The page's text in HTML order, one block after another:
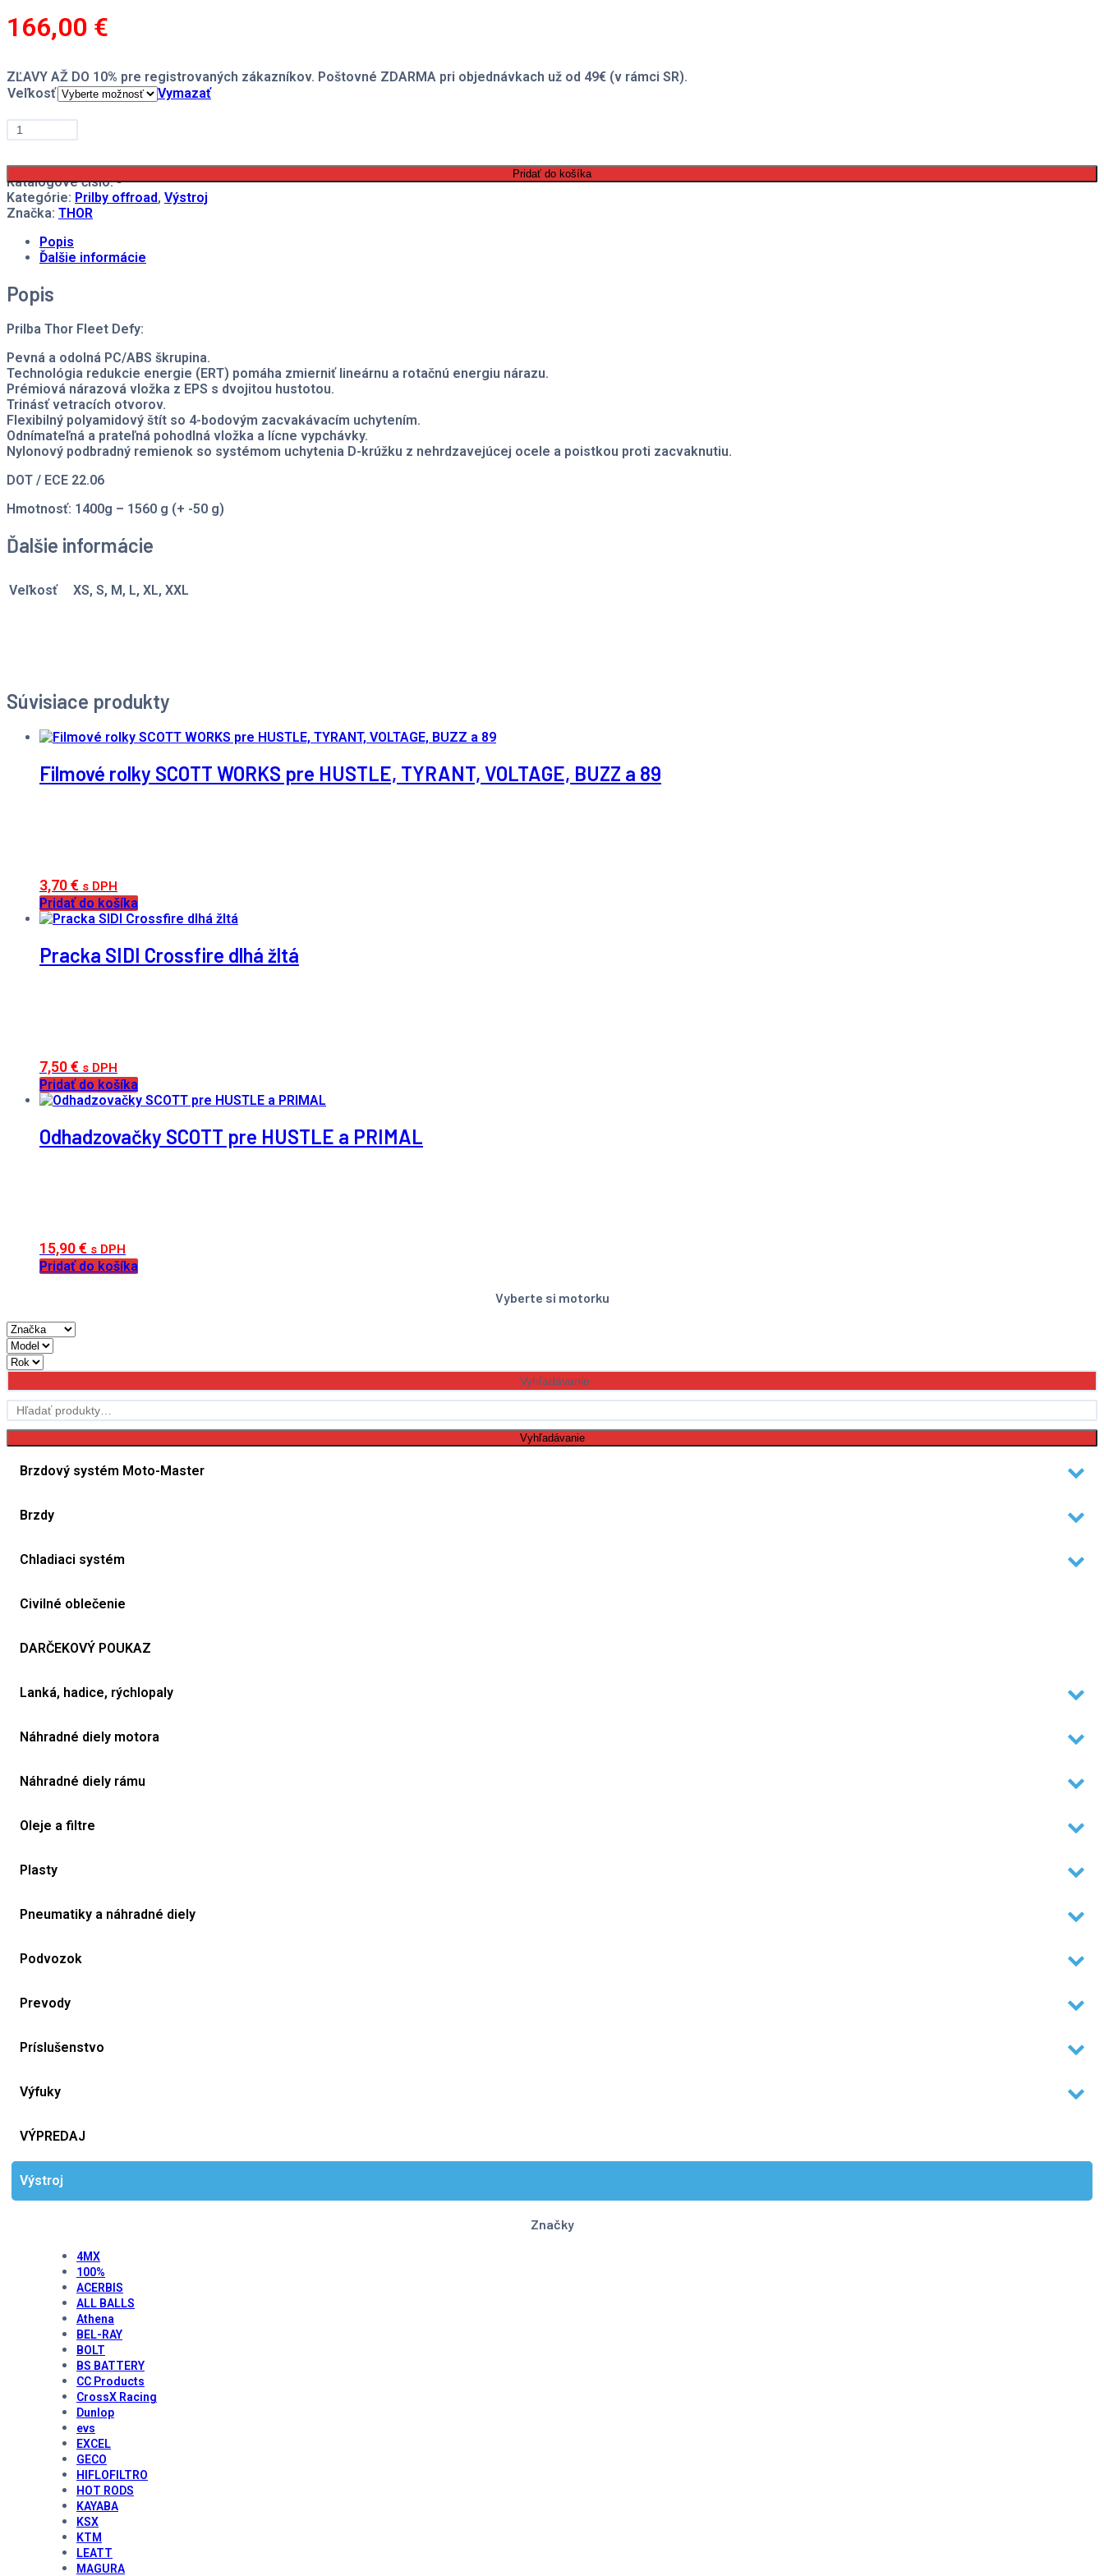
166,00 €
ZĽAVY AŽ DO 10% pre registrovaných zákazníkov. Poštovné ZDARMA pri objednávkach už od 49€ (v rámci SR).
Veľkosť
Vymazať
Prilba
Thor
Defy
Pridať do košíka
Katalógové číslo:-
Kategórie: Prilby offroad, Výstroj
Značka: THOR
Popis
Ďalšie informácie
Popis
Prilba Thor Fleet Defy:
Pevná a odolná PC/ABS škrupina.
Technológia redukcie energie (ERT) pomáha zmierniť lineárnu a rotačnú energiu nárazu.
Prémiová nárazová vložka z EPS s dvojitou hustotou.
Trinásť vetracích otvorov.
Flexibilný polyamidový štít so 4-bodovým zacvakávacím uchytením.
Odnímateľná a prateľná pohodlná vložka a lícne vypchávky.
Nylonový podbradný remienok so systémom uchytenia D-krúžku z nehrdzavejúcej ocele a poistkou proti zacvaknutiu.
DOT / ECE 22.06
Hmotnosť: 1400g – 1560 g (+ -50 g)
Ďalšie informácie
Veľkosť XS, S, M, L, XL, XXL
Súvisiace produkty
Filmové rolky SCOTT WORKS pre HUSTLE, TYRANT, VOLTAGE, BUZZ a 89
3,70€ s DPH
Pridať do košíka
Pracka SIDI Crossfire dlhá žltá
7,50€ s DPH
Pridať do košíka
Odhadzovačky SCOTT pre HUSTLE a PRIMAL
15,90€ s DPH
Pridať do košíka
Vyberte si motorku
Hľadať:
Vyhľadávanie
Brzdový systém Moto-Master
Brzdy
Chladiaci systém
Civilné oblečenie
DARČEKOVÝ POUKAZ
Lanká, hadice, rýchlopaly
Náhradné diely motora
Náhradné diely rámu
Oleje a filtre
Plasty
Pneumatiky a náhradné diely
Podvozok
Prevody
Príslušenstvo
Výfuky
VÝPREDAJ
Výstroj
Značky
4MX
100%
ACERBIS
ALL BALLS
Athena
BEL-RAY
BOLT
BS BATTERY
CC Products
CrossX Racing
Dunlop
evs
EXCEL
GECO
HIFLOFILTRO
HOT RODS
KAYABA
KSX
KTM
LEATT
MAGURA